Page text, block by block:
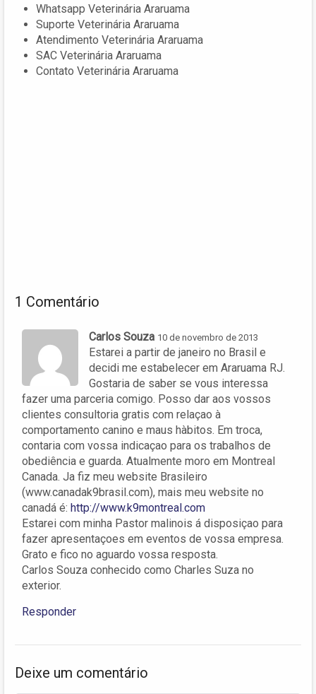
Whatsapp Veterinária Araruama
Suporte Veterinária Araruama
Atendimento Veterinária Araruama
SAC Veterinária Araruama
Contato Veterinária Araruama
1 Comentário
Carlos Souza 10 de novembro de 2013
Estarei a partir de janeiro no Brasil e
decidi me estabelecer em Araruama RJ.
Gostaria de saber se vous interessa
fazer uma parceria comigo. Posso dar aos vossos
clientes consultoria gratis com relaçao à
comportamento canino e maus hàbitos. Em troca,
contaria com vossa indicaçao para os trabalhos de
obediência e guarda. Atualmente moro em Montreal
Canada. Ja fiz meu website Brasileiro
(www.canadak9brasil.com), mais meu website no
canadá é: http://www.k9montreal.com
Estarei com minha Pastor malinois á disposiçao para
fazer apresentaçoes em eventos de vossa empresa.
Grato e fico no aguardo vossa resposta.
Carlos Souza conhecido como Charles Suza no
exterior.
Responder
Deixe um comentário